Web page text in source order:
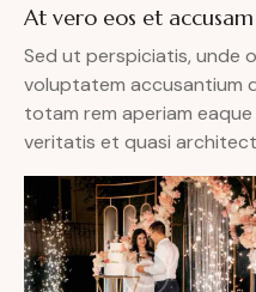
At vero eos et accusam
Sed ut perspiciatis, unde
voluptatem accusantium
totam rem aperiam
veritatis et quasi